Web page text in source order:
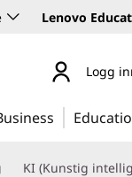
Lenovo
Logg
KI (Kunstig